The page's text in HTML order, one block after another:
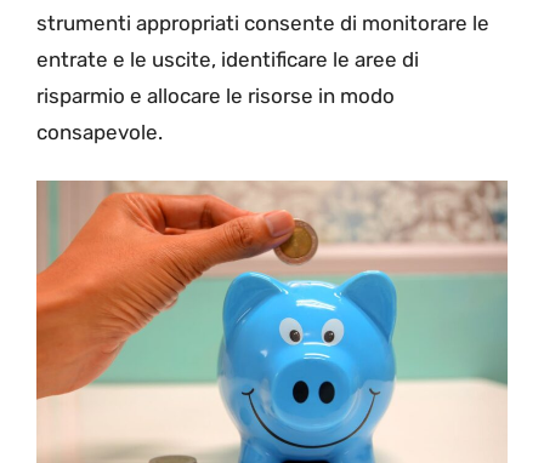
strumenti appropriati consente di monitorare le
entrate e le uscite, identificare le aree di
risparmio e allocare le risorse in modo
consapevole.